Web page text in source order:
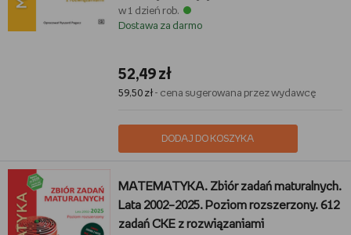
w 1 dzień rob.
Dostawa za darmo
52,49 zł
59,50 zł- cena sugerowana przez wydawcę
DODAJ DO KOSZYKA
MATEMATYKA. Zbiór zadań maturalnych.
Lata 2002–2025. Poziom rozszerzony. 612
zadań CKE z rozwiązaniami